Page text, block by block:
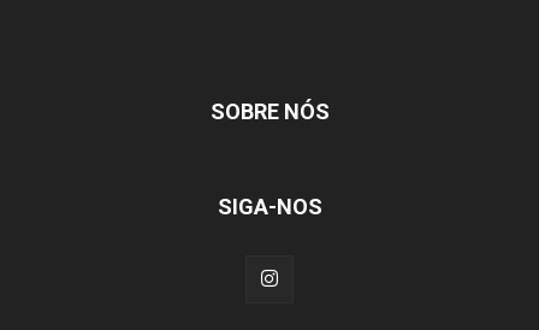
SOBRE NÓS
SIGA-NOS